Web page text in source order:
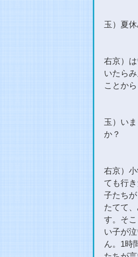
玉）夏
右京）
いたら
ことか
玉）い
か？
右京）
ても行
子たち
たてて
す。そ
い子が
ん。1時